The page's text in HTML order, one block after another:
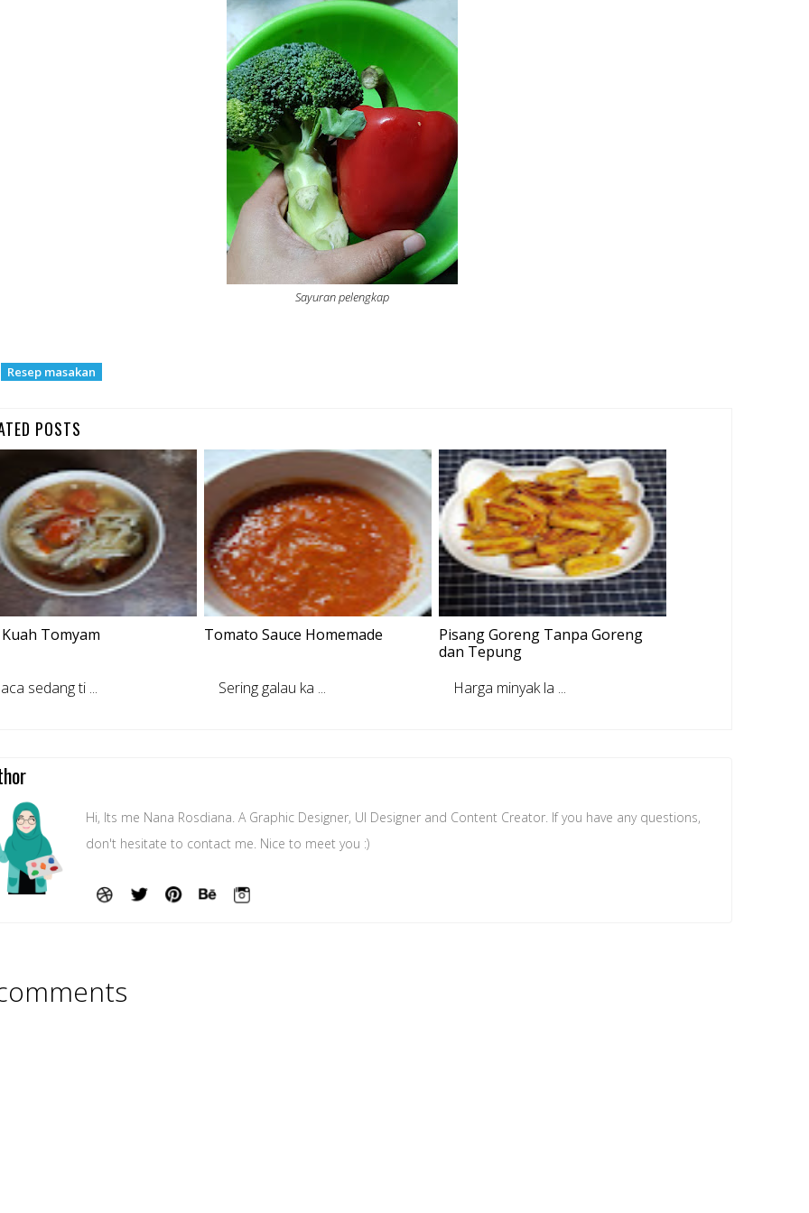
Sayuran pelengkap
Resep masakan
POSTS
Tomyam
sedang ti ...
Tomato Sauce Homemade
Sering galau ka ...
Pisang Goreng Tanpa Goreng
dan Tepung
Harga minyak la ...
Hi, Its me Nana Rosdiana. A Graphic Designer, UI Designer and Content Creator. If you have any questions,
don't hesitate to contact me. Nice to meet you :)